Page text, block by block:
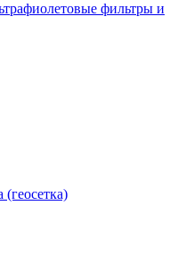
фильтры и
(геосетка)